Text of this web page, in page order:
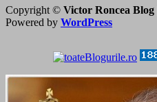
Copyright © Victor Roncea Blog
Powered by WordPress